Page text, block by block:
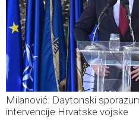
Milanović: Daytonski
intervencije Hrvatske vojske